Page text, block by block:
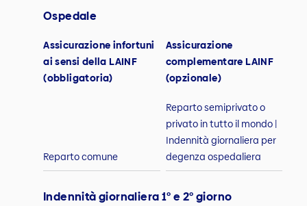
Ospedale
Assicurazione infortuni
ai sensi della LAINF
(obbligatoria)
Assicurazione
complementare LAINF
(opzionale)
Reparto comune
Reparto semiprivato o
privato in tutto il mondo |
Indennità giornaliera per
degenza ospedaliera
Indennità giornaliera 1° e 2° giorno